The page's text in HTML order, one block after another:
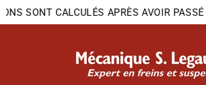
CALCULÉS APRÈS AVOIR PASSÉ
passer
au